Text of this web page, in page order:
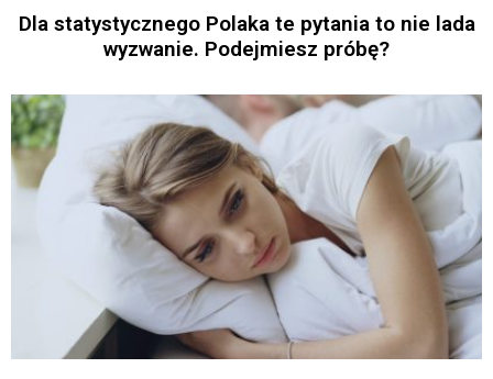
Dla statystycznego Polaka te pytania to nie lada
wyzwanie. Podejmiesz próbę?